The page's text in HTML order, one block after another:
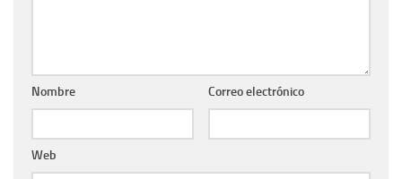
Nombre Correo electrónico
Web